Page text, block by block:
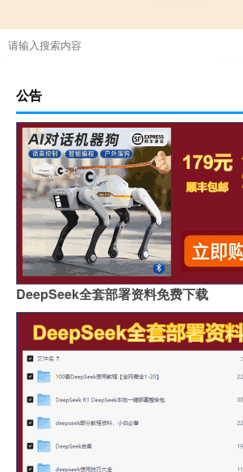
公告
DeepSeek全套部署资料免费下载